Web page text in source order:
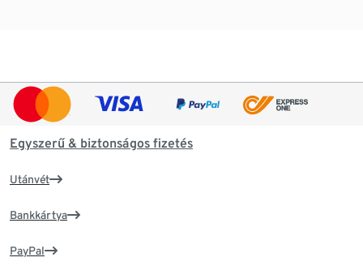
Egyszerű & biztonságos fizetés
Utánvét
Bankkártya
PayPal